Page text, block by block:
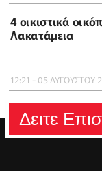
4 οικιστικά
Λακατάμεια
12:21 - 05 ΑΥΓΟΥΣΤΟΥ
Δειτε